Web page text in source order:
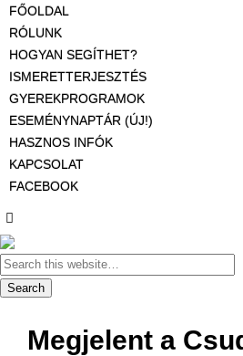
FŐOLDAL
RÓLUNK
HOGYAN SEGÍTHET?
ISMERETTERJESZTÉS
GYEREKPROGRAMOK
ESEMÉNYNAPTÁR (ÚJ!)
HASZNOS INFÓK
KAPCSOLAT
FACEBOOK
Megjelent a